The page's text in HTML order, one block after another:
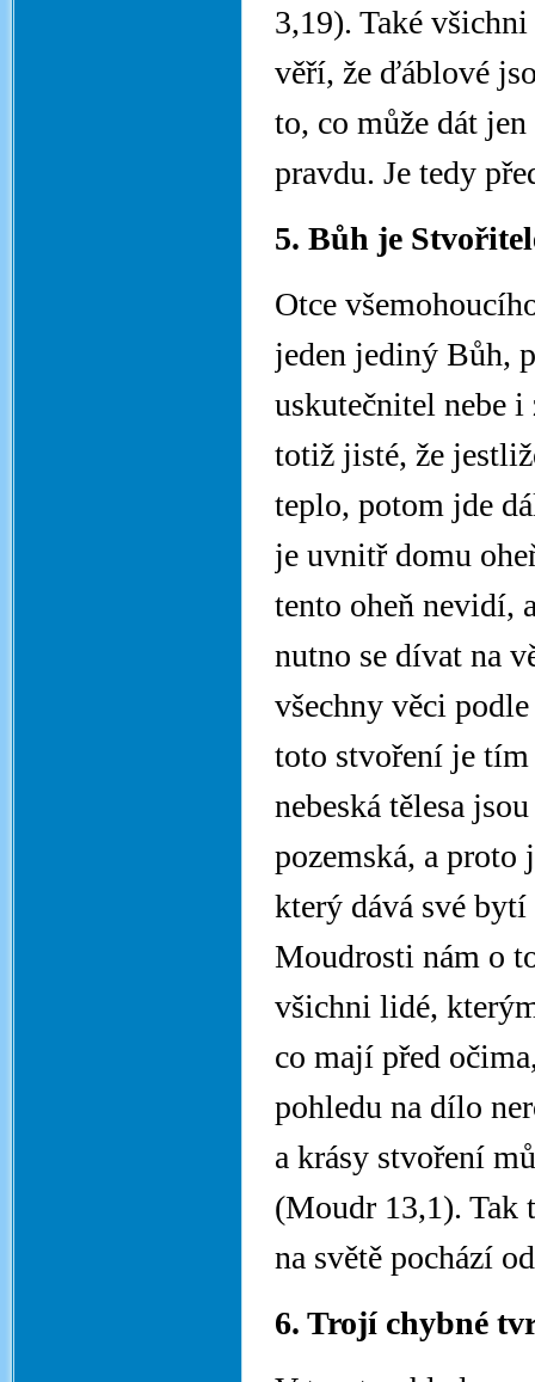
3,19). Také
věří, že ďáblové
to, co může dát
pravdu. Je tedy
5. Bůh je
Otce
jeden jediný Bůh,
uskutečnitel nebe
totiž jisté, že
teplo, potom jde
je uvnitř domu
tento oheň nevidí,
nutno se dívat na
všechny věci
toto stvoření je
nebeská tělesa
pozemská, a proto
který dává své
Moudrosti nám o
všichni lidé,
co mají před
pohledu na dílo
a krásy stvoření
(Moudr 13,1). Tak
na světě pochází
6. Trojí chybné